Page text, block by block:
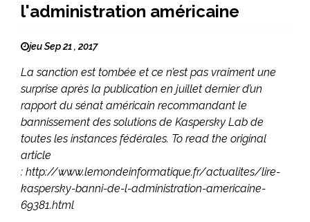
l'administration américaine
jeu Sep 21 , 2017
La sanction est tombée et ce n’est pas vraiment une
surprise après la publication en juillet dernier d’un
rapport du sénat américain recommandant le
bannissement des solutions de Kaspersky Lab de
toutes les instances fédérales. To read the original
article
: http://www.lemondeinformatique.fr/actualites/lire-
kaspersky-banni-de-l-administration-americaine-
69381.html